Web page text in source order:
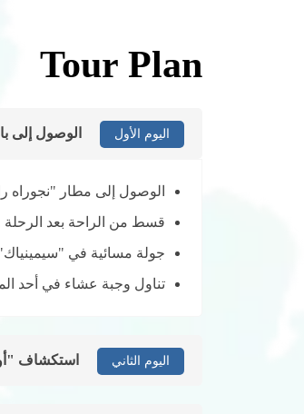
Tour Plan
اليوم الأول الوصول إلى
الوصول إلى مطار "نجوراه
قسط من الراحة بعد الرحلة
جولة مسائية في
تناول وجبة عشاء في أحد
اليوم الثاني استكشاف